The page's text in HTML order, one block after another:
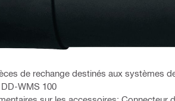
de rechange destinés aux systèmes
WMS 100